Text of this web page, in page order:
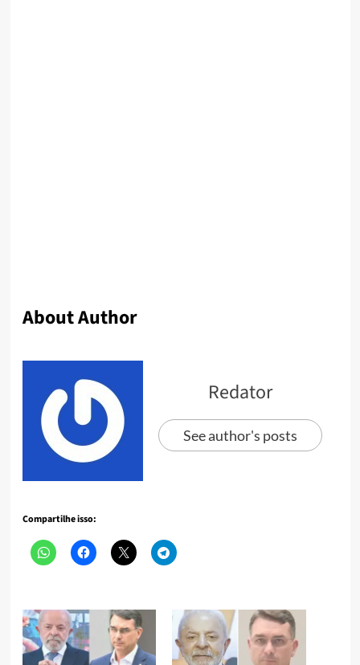
About Author
Redator
See author's posts
Compartilhe isso: